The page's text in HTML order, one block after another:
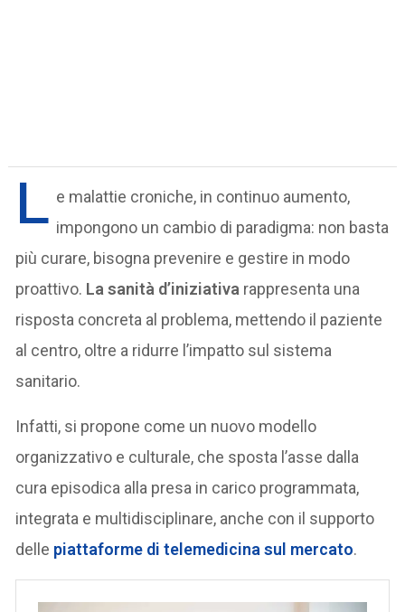
L e malattie croniche, in continuo aumento,
impongono un cambio di paradigma: non basta
più curare, bisogna prevenire e gestire in modo
proattivo. La sanità d’iniziativa rappresenta una
risposta concreta al problema, mettendo il paziente
al centro, oltre a ridurre l’impatto sul sistema
sanitario.
Infatti, si propone come un nuovo modello
organizzativo e culturale, che sposta l’asse dalla
cura episodica alla presa in carico programmata,
integrata e multidisciplinare, anche con il supporto
delle piattaforme di telemedicina sul mercato.